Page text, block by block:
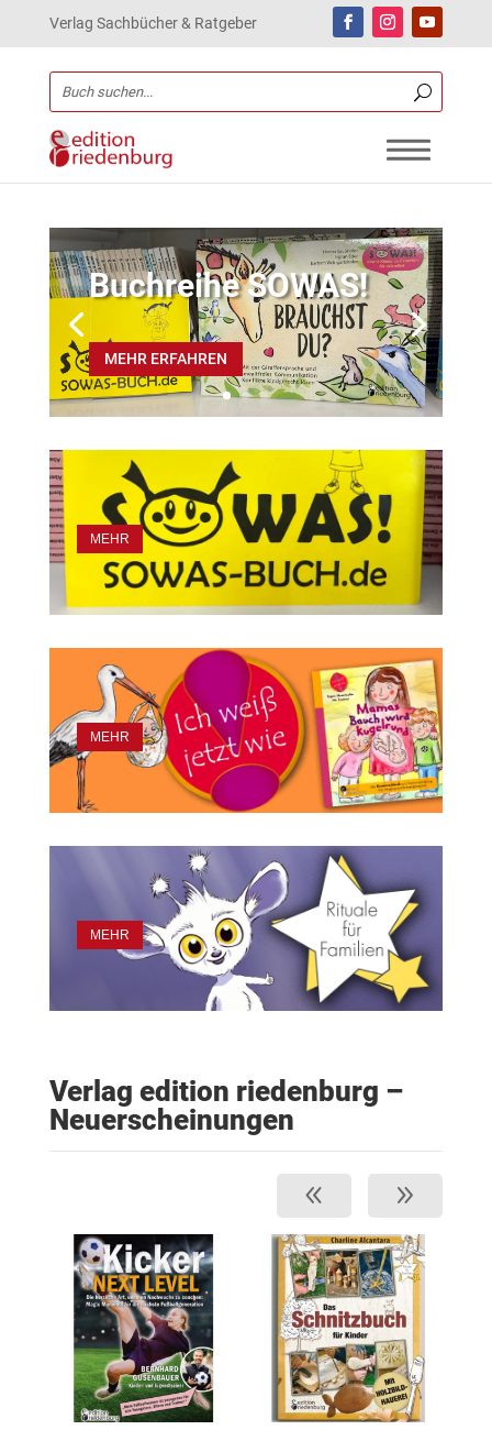
Verlag Sachbücher & Ratgeber
Buchreihe SOWAS!
MEHR ERFAHREN
MEHR
MEHR
MEHR
Verlag edition riedenburg –
Neuerscheinungen